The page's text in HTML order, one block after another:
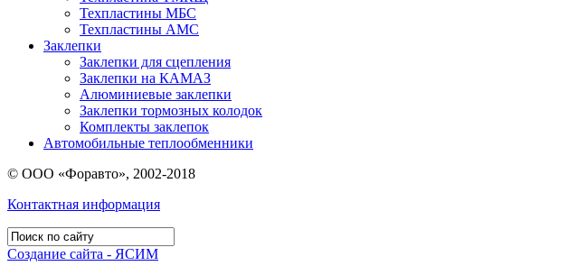
Техпластины МБС
Техпластины АМС
Заклепки
Заклепки для сцепления
Заклепки на КАМАЗ
Алюминиевые заклепки
Заклепки тормозных колодок
Комплекты заклепок
Автомобильные теплообменники
© ООО «Форавто», 2002-2018
Контактная информация
Создание сайта - ЯСИМ